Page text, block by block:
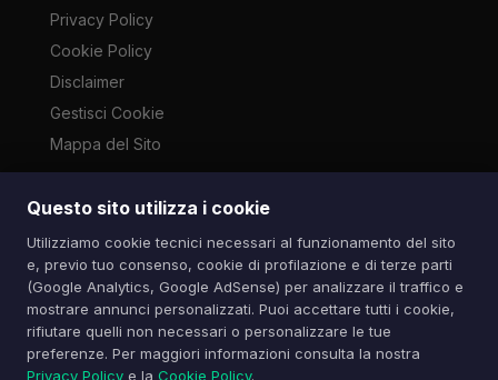
Questo sito utilizza i cookie
Utilizziamo cookie tecnici necessari al funzionamento del sito
e, previo tuo consenso, cookie di profilazione e di terze parti
(Google Analytics, Google AdSense) per analizzare il traffico e
mostrare annunci personalizzati. Puoi accettare tutti i cookie,
rifiutare quelli non necessari o personalizzare le tue
preferenze. Per maggiori informazioni consulta la nostra
Privacy Policy e la Cookie Policy.
Privacy Policy
Cookie Policy
Disclaimer
Gestisci Cookie
Mappa del Sito
Le immagini presenti su questo sito sono di proprietà dei
cronaca ai sensi dell'art. 70 L. 633/1941. Contatti:
info@spazioitech.it
© 2026 Spazio iTech — Seven Trade SRLS — P.IVA:
04077740985